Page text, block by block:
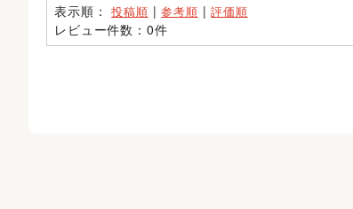
表示順：投稿順 |参考順 |評価順
レビュー件数：0件